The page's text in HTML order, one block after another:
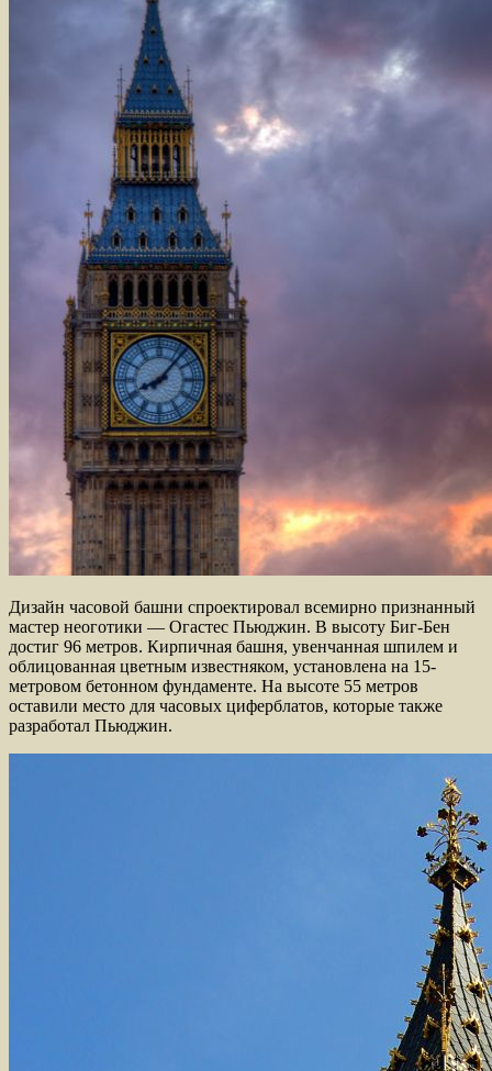
Дизайн часовой башни спроектировал всемирно признанный
мастер неоготики — Огастес Пьюджин. В высоту Биг-Бен
достиг 96 метров. Кирпичная башня, увенчанная шпилем и
облицованная цветным известняком, установлена на 15-
метровом бетонном фундаменте. На высоте 55 метров
оставили место для часовых циферблатов, которые также
разработал Пьюджин.